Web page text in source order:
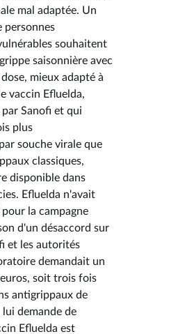
mal adaptée. Un
personnes
souhaitent
saisonnière avec
mieux adapté à
vaccin Efluelda,
Sanofi et qui
plus
souche virale que
classiques,
disponible dans
Efluelda n'avait
la campagne
d'un désaccord sur
et les autorités
demandait un
soit trois fois
antigrippaux de
demande de
Efluelda est